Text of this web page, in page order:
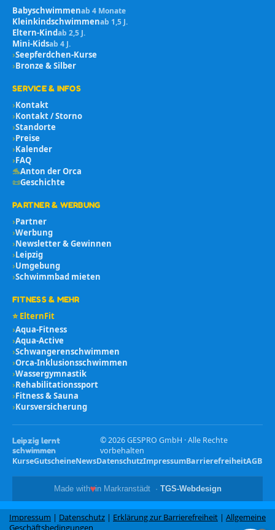
Babyschwimmenab 4 Monate
Kleinkindschwimmenab 1,5 J.
Eltern-Kindab 2,5 J.
Mini-Kidsab 4 J.
›Seepferdchen-Kurse
›Bronze & Silber
SERVICE & INFOS
›Kontakt
›Kontakt / Storno
›Standorte
›Preise
›Kalender
›FAQ
🐬Anton der Orca
📜Geschichte
PARTNER & WERBUNG
›Partner
›Werbung
›Newsletter & Gewinnen
›Leipzig
›Umgebung
›Schwimmbad mieten
FITNESS & MEHR
⭐ ElternFit
›Aqua-Fitness
›Aqua-Active
›Schwangerenschwimmen
›Orca-Inklusionsschwimmen
›Wassergymnastik
›Rehabilitationssport
›Fitness & Sauna
›Kursversicherung
Leipzig lernt
schwimmen
©2026GESPRO GmbH · Alle Rechte
vorbehalten
KurseGutscheineNewsDatenschutzImpressumBarrierefreiheitAGB
Made with♥in Markranstädt · TGS-Webdesign
Impressum | Datenschutz | Erklärung zur Barrierefreiheit | Allgemeine
Geschäftsbedingungen